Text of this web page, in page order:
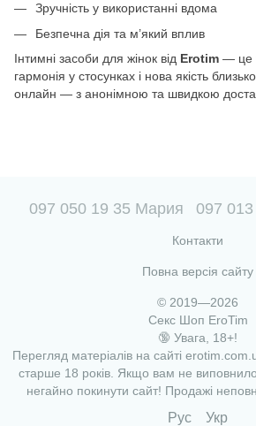
Зручність у використанні вдома
Безпечна дія та м’який вплив
Інтимні засоби для жінок від Erotim — це
гармонія у стосунках і нова якість
онлайн — з анонімною та швидкою
097 050 19 35 Мария 097
Контакти
Повна версія сайту
© 2019—2026
Секс Шоп EroTim
🔞 Увага, 18+!
Перегляд матеріалів на сайті
старше 18 років. Якщо вам не
негайно покинути сайт! Продажі
Рус Укр